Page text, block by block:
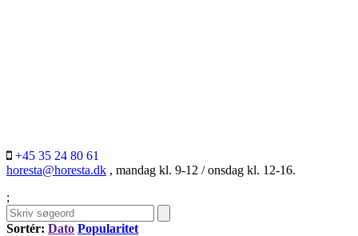
+45 35 24 80 61
horesta@horesta.dk , mandag kl. 9-12 / onsdag kl. 12-16.
;
Sortér: Dato Popularitet